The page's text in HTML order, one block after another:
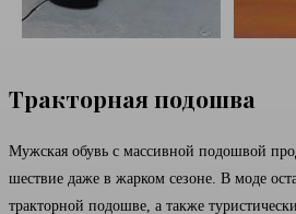
Тракторная подошва
Мужская обувь с массивной подошвой
шествие даже в жарком сезоне. В моде
тракторной подошве, а также